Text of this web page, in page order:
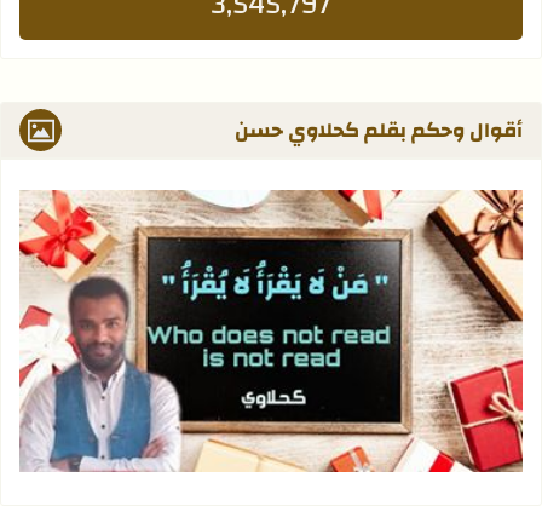
أقوال وحكم بقلم كحلاوي حسن